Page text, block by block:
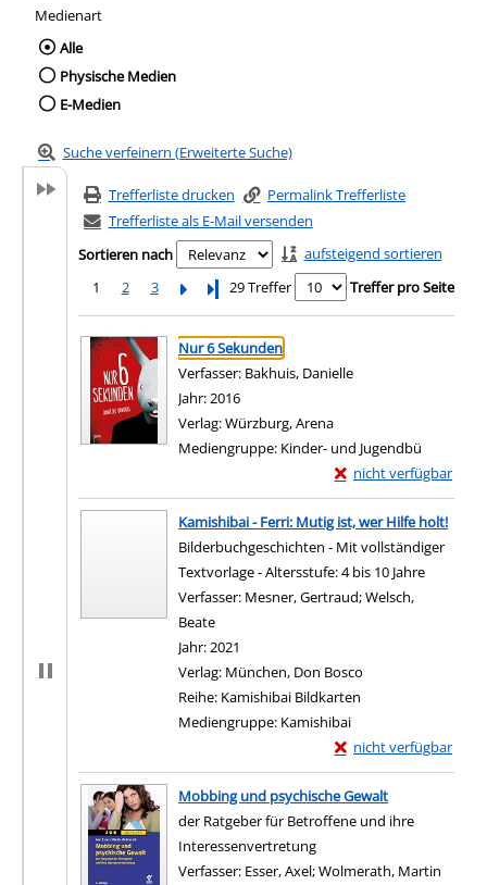
Medienart
Wählen Sie die Medienart nach der Sie
Alle
Physische Medien
E-Medien
Suche verfeinern (Erweiterte Suche)
Trefferliste drucken
Permalink Trefferliste
Trefferliste als E-Mail versenden
Sortieren nach
aufsteigend sortieren
1
2 3 Letzte Seite
29 Treffer Treffer pro Seite
Suchergebnis
Zu den Suchfiltern springen
Nur 6 Sekunden
Verfasser: Bakhuis, Danielle
Jahr:2016
Verlag:Würzburg, Arena
Mediengruppe: Kinder- und Jugendbü
nicht verfügbar
Exemplar-Details von
Zum Download von
Kamishibai - Ferri: Mutig ist, wer Hilfe holt!
Bilderbuchgeschichten - Mit vollständiger
Textvorlage - Altersstufe: 4 bis 10 Jahre
Verfasser: Mesner, Gertraud;Welsch,
Beate
Jahr:2021
Verlag: München, Don Bosco
Reihe: Kamishibai Bildkarten
Mediengruppe: Kamishibai
nicht verfügbar
Exemplar-Details von
Zum Download von
Mobbing und psychische Gewalt
der Ratgeber für Betroffene und ihre
Interessenvertretung
Verfasser: Esser, Axel;Wolmerath, Martin